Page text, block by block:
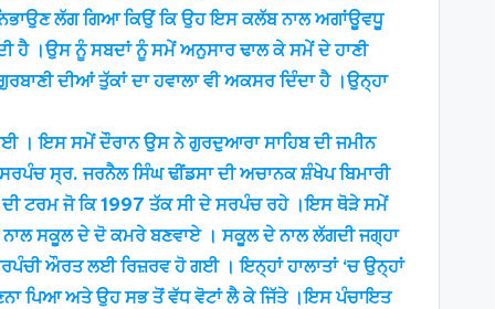
ਲੱਗ ਗਿਆ ਕਿਉਂ ਕਿ ਉਹ ਇਸ ਕਲੱਬ ਨਾਲ ਅਗਾਂਊਵਧੂ
ਹੈ ।ਉਸ ਨੂੰ ਸਬਦਾਂ ਨੂੰ ਸਮੇਂ ਅਨੁਸਾਰ ਢਾਲ ਕੇ ਸਮੇਂ ਦੇ ਹਾਣੀ
ਦੀਆਂ ਤੁੱਕਾਂ ਦਾ ਹਵਾਲਾ ਵੀ ਅਕਸਰ ਦਿੰਦਾ ਹੈ ।ਉਨ੍ਹਾ
। ਇਸ ਸਮੇਂ ਦੌਰਾਨ ਉਸ ਨੇ ਗੁਰਦੁਆਰਾ ਸਾਹਿਬ ਦੀ ਜਮੀਨ
ਸ੍ਰ. ਜਰਨੈਲ ਸਿੰਘ ਢੀਂਡਸਾ ਦੀ ਅਚਾਨਕ ਸ਼ੰਖੇਪ ਬਿਮਾਰੀ
ਟਰਮ ਜੋ ਕਿ 1997 ਤੱਕ ਸੀ ਦੇ ਸਰਪੰਚ ਰਹੇ ।ਇਸ ਥੋੜੇ ਸਮੇਂ
ਸਕੂਲ ਦੇ ਦੋ ਕਮਰੇ ਬਣਵਾਏ । ਸਕੂਲ ਦੇ ਨਾਲ ਲੱਗਦੀ ਜਗ੍ਹਾ
ਔਰਤ ਲਈ ਰਿਜ਼ਰਵ ਹੋ ਗਈ । ਇਨ੍ਹਾਂ ਹਾਲਾਤਾਂ ‘ਚ ਉਨ੍ਹਾਂ
ਪਿਆ ਅਤੇ ਉਹ ਸਭ ਤੋਂ ਵੱਧ ਵੋਟਾਂ ਲੈ ਕੇ ਜਿੱਤੇ ।ਇਸ ਪੰਚਾਇਤ